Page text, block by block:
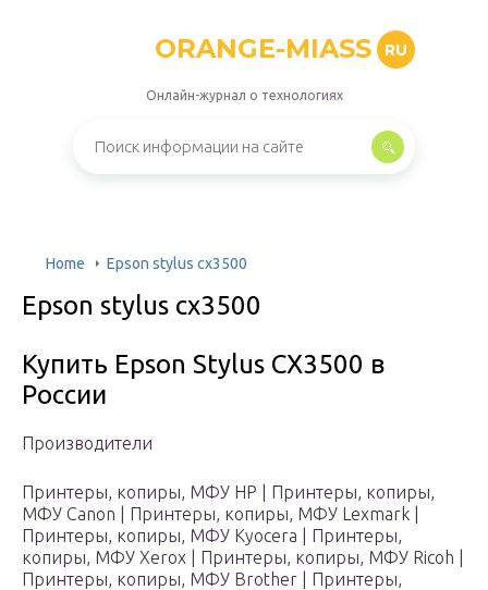
ORANGE-MIASS RU
Онлайн-журнал о технологиях
Home Epson stylus cx3500
Epson stylus cx3500
Купить Epson Stylus CX3500 в
России
Производители
Принтеры, копиры, МФУ HP | Принтеры, копиры,
МФУ Canon | Принтеры, копиры, МФУ Lexmark |
Принтеры, копиры, МФУ Kyocera | Принтеры,
копиры, МФУ Xerox | Принтеры, копиры, МФУ Ricoh |
Принтеры, копиры, МФУ Brother | Принтеры,